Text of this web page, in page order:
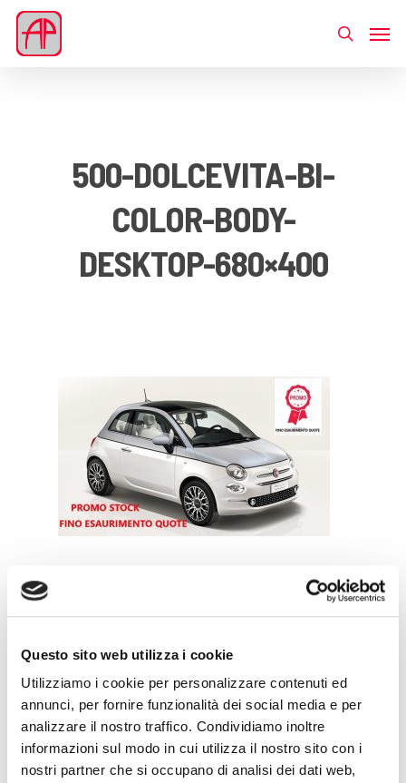
Questo sito web utilizza i cookie
Utilizziamo i cookie per personalizzare contenuti ed
annunci, per fornire funzionalità dei social media e per
analizzare il nostro traffico. Condividiamo inoltre
informazioni sul modo in cui utilizza il nostro sito con i
nostri partner che si occupano di analisi dei dati web,
500-DOLCEVITA-BI-
COLOR-BODY-
DESKTOP-680×400
Leave a Reply